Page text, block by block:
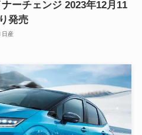
ーチェンジ 2023年12月11
発売
日産